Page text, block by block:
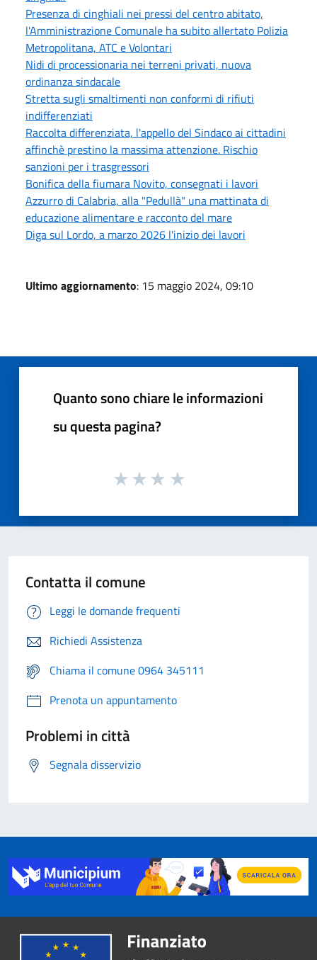
Presenza di cinghiali nei pressi del centro abitato,
l'Amministrazione Comunale ha subito allertato Polizia
Metropolitana, ATC e Volontari
Nidi di processionaria nei terreni privati, nuova
ordinanza sindacale
Stretta sugli smaltimenti non conformi di rifiuti
indifferenziati
Raccolta differenziata, l'appello del Sindaco ai cittadini
affinchè prestino la massima attenzione. Rischio
sanzioni per i trasgressori
Bonifica della fiumara Novito, consegnati i lavori
Azzurro di Calabria, alla "Pedullà" una mattinata di
educazione alimentare e racconto del mare
Diga sul Lordo, a marzo 2026 l'inizio dei lavori
Ultimo aggiornamento: 15 maggio 2024, 09:10
Quanto sono chiare le informazioni
su questa pagina?
Contatta il comune
Leggi le domande frequenti
Richiedi Assistenza
Chiama il comune 0964 345111
Prenota un appuntamento
Problemi in città
Segnala disservizio